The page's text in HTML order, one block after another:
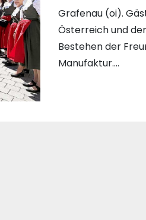
Grafenau (oi).
Österreich und
Bestehen der
Manufaktur.…